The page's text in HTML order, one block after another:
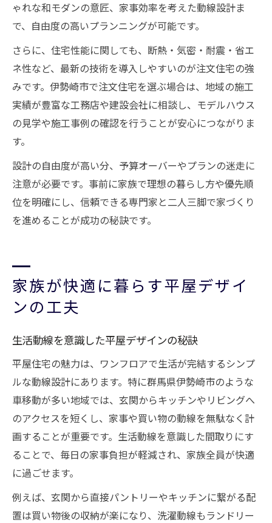
ゃれな和モダンの意匠、家事効率を考えた動線設計ま
で、自由度の高いプランニングが可能です。
さらに、住宅性能に関しても、断熱・気密・耐震・省エ
ネ性など、最新の技術を導入しやすいのが注文住宅の強
みです。伊勢崎市で注文住宅を選ぶ場合は、地域の施工
実績が豊富な工務店や建設会社に相談し、モデルハウス
の見学や施工事例の確認を行うことが安心につながりま
す。
設計の自由度が高い分、予算オーバーやプランの迷走に
注意が必要です。事前に家族で理想の暮らし方や優先順
位を明確にし、信頼できる専門家と二人三脚で家づくり
を進めることが成功の秘訣です。
家族が快適に暮らす平屋デザイ
ンの工夫
生活動線を意識した平屋デザインの秘訣
平屋住宅の魅力は、ワンフロアで生活が完結するシンプ
ルな動線設計にあります。特に群馬県伊勢崎市のような
車移動が多い地域では、玄関からキッチンやリビングへ
のアクセスを短くし、家事や買い物の動線を無駄なく計
画することが重要です。生活動線を意識した間取りにす
ることで、毎日の家事負担が軽減され、家族全員が快適
に過ごせます。
例えば、玄関から直接パントリーやキッチンに繋がる配
置は買い物後の収納が楽になり、洗濯動線もランドリー